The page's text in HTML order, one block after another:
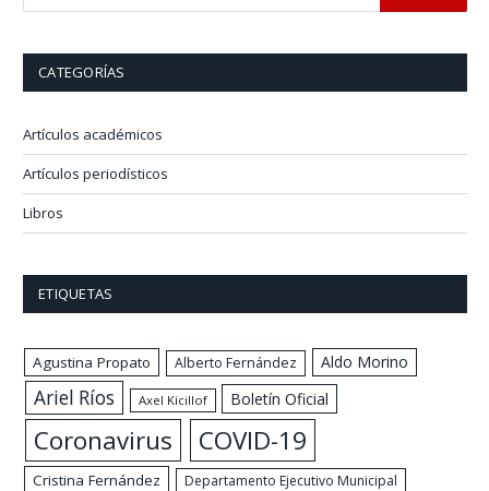
CATEGORÍAS
Artículos académicos
Artículos periodísticos
Libros
ETIQUETAS
Agustina Propato Alberto Fernández Aldo Morino
Ariel Ríos Axel Kicillof Boletín Oficial
Coronavirus COVID-19
Cristina Fernández Departamento Ejecutivo Municipal